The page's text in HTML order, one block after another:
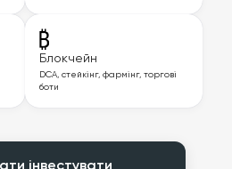
Блокчейн
DCA, стейкінг, фармінг, торгові
боти
інвестувати